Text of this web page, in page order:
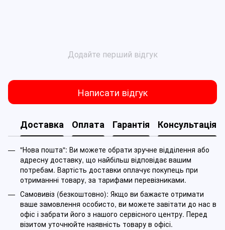
Додайте перший відгук
Написати відгук
Доставка Оплата Гарантія Консультація
"Нова пошта": Ви можете обрати зручне відділення або
адресну доставку, що найбільш відповідає вашим
потребам. Вартість доставки оплачує покупець при
отриманнні товару, за тарифами перевізниками.
Самовивіз (безкоштовно): Якщо ви бажаєте отримати
ваше замовлення особисто, ви можете завітати до нас в
офіс і забрати його з нашого сервісного центру. Перед
візитом уточнюйте наявність товару в офісі.